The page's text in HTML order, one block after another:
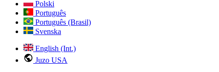
Polski
Português
Português (Brasil)
Svenska
English (Int.)
Juzo USA